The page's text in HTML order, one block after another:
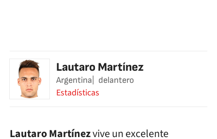
Lautaro Martínez
Argentina delantero
Estadísticas
Lautaro Martínezvive un excelente